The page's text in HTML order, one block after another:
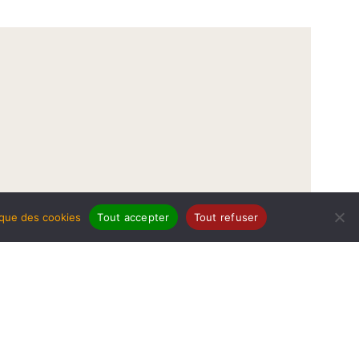
des cookies Tout accepter Tout refuser